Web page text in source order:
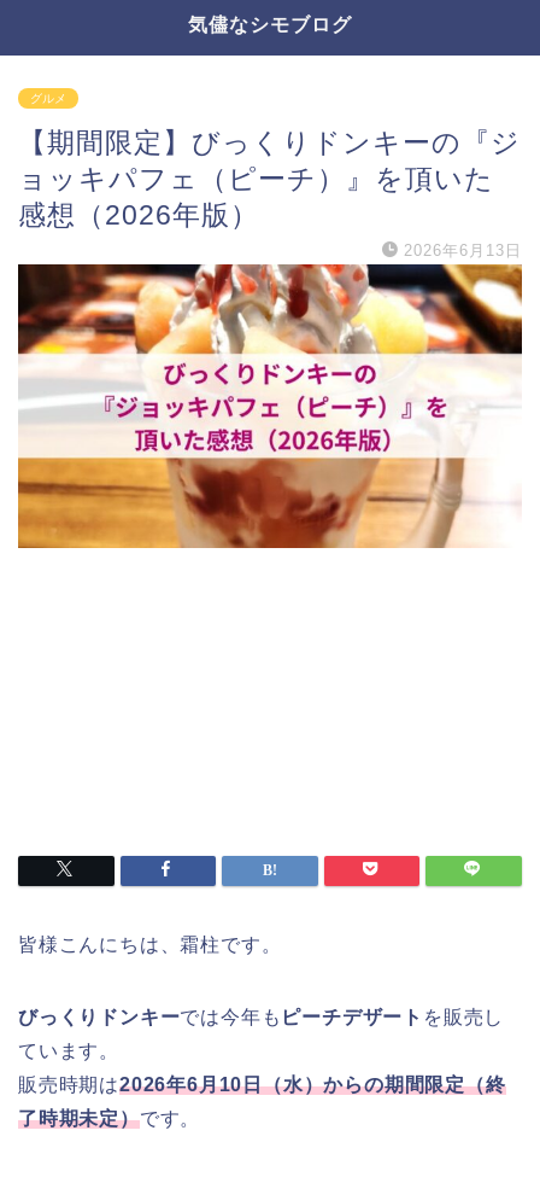
気儘なシモブログ
グルメ
【期間限定】びっくりドンキーの『ジ
ョッキパフェ（ピーチ）』を頂いた
感想（2026年版）
2026年6月13日
皆様こんにちは、霜柱です。
びっくりドンキーでは今年も ピーチデザート を販売し
ています。
販売時期は2026年6月10日（水）からの期間限定（終
了時期未定）です。